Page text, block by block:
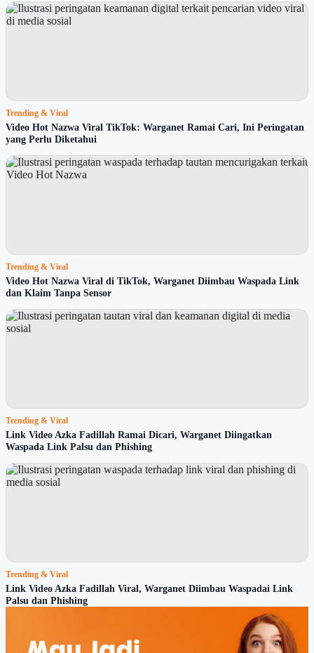
Trending & Viral
Video Hot Nazwa Viral TikTok: Warganet Ramai Cari, Ini Peringatan
yang Perlu Diketahui
Trending & Viral
Video Hot Nazwa Viral di TikTok, Warganet Diimbau Waspada Link
dan Klaim Tanpa Sensor
Trending & Viral
Link Video Azka Fadillah Ramai Dicari, Warganet Diingatkan
Waspada Link Palsu dan Phishing
Trending & Viral
Link Video Azka Fadillah Viral, Warganet Diimbau Waspadai Link
Palsu dan Phishing